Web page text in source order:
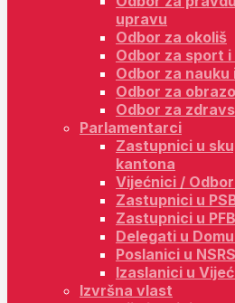
upravu
Odbor za okoliš
Odbor za sport
Odbor za
Odbor za
Odbor za
Parlamentarci
Zastupnici u
kantona
Vijećnici /
Zastupnici u
Zastupnici u
Delegati u
Poslanici u NSRS
Izaslanici u
Izvršna vlast